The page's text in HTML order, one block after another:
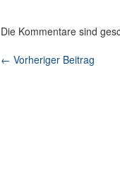
Die Kommentare sind
← Vorheriger Beitrag